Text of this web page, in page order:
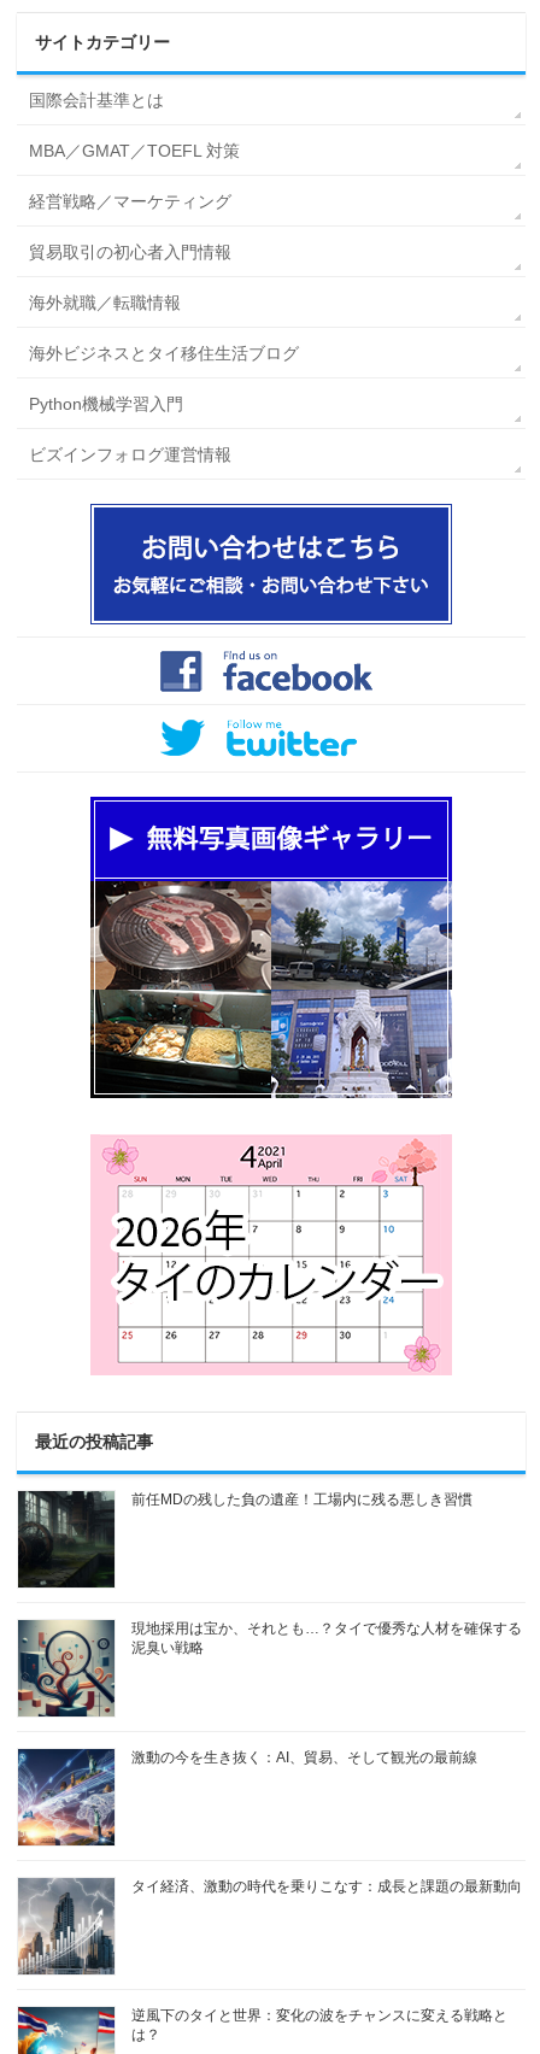
サイトカテゴリー
国際会計基準とは
MBA／GMAT／TOEFL 対策
経営戦略／マーケティング
貿易取引の初心者入門情報
海外就職／転職情報
海外ビジネスとタイ移住生活ブログ
Python機械学習入門
ビズインフォログ運営情報
最近の投稿記事
前任MDの残した負の遺産！工場内に残る悪しき習慣
現地採用は宝か、それとも…？タイで優秀な人材を確保する
泥臭い戦略
激動の今を生き抜く：AI、貿易、そして観光の最前線
タイ経済、激動の時代を乗りこなす：成長と課題の最新動向
逆風下のタイと世界：変化の波をチャンスに変える戦略と
は？